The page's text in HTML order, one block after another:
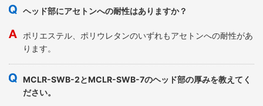
ヘッド部にアセトンへの耐性はありますか？
ポリエステル、ポリウレタンのいずれもアセトンへの耐性があ
ります。
MCLR-SWB-2とMCLR-SWB-7のヘッド部の厚みを教えてく
ださい。